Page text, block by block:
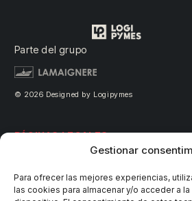
Gestionar
Para ofrecer las mejores experiencias,
las cookies para almacenar y/o acceder a
Parte del grupo
© 2026 Designed by Logipymes
PÁGINAS LEGALES
Política de privacidad